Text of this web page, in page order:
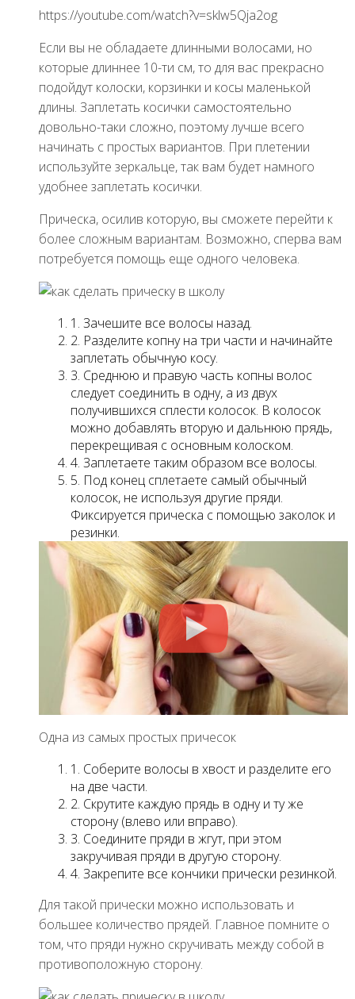
https://youtube.com/watch?v=sklw5Qja2og
Если вы не обладаете длинными волосами, но
которые длиннее 10-ти см, то для вас прекрасно
подойдут колоски, корзинки и косы маленькой
длины. Заплетать косички самостоятельно
довольно-таки сложно, поэтому лучше всего
начинать с простых вариантов. При плетении
используйте зеркальце, так вам будет намного
удобнее заплетать косички.
Прическа, осилив которую, вы сможете перейти к
более сложным вариантам. Возможно, сперва вам
потребуется помощь еще одного человека.
1. Зачешите все волосы назад.
2. Разделите копну на три части и начинайте
заплетать обычную косу.
3. Среднюю и правую часть копны волос
следует соединить в одну, а из двух
получившихся сплести колосок. В колосок
можно добавлять вторую и дальнюю прядь,
перекрещивая с основным колоском.
4. Заплетаете таким образом все волосы.
5. Под конец сплетаете самый обычный
колосок, не используя другие пряди.
Фиксируется прическа с помощью заколок и
резинки.
Одна из самых простых причесок
1. Соберите волосы в хвост и разделите его
на две части.
2. Скрутите каждую прядь в одну и ту же
сторону (влево или вправо).
3. Соедините пряди в жгут, при этом
закручивая пряди в другую сторону.
4. Закрепите все кончики прически резинкой.
Для такой прически можно использовать и
большее количество прядей. Главное помните о
том, что пряди нужно скручивать между собой в
противоположную сторону.